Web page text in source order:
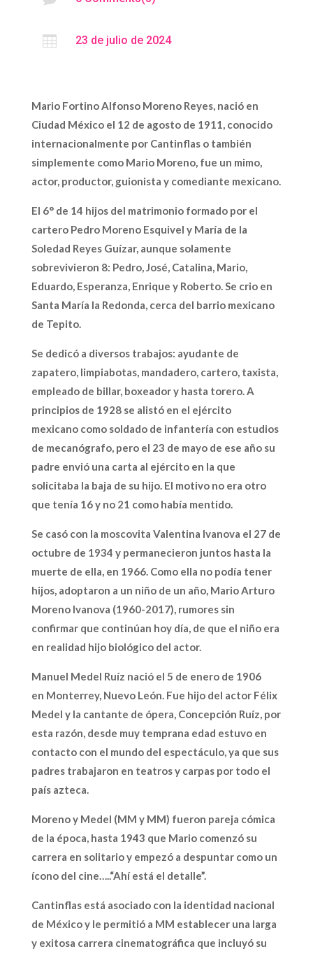
 23 de julio de 2024
Mario Fortino Alfonso Moreno Reyes, nació en
Ciudad México el 12 de agosto de 1911, conocido
internacionalmente por Cantinflas o también
simplemente como Mario Moreno, fue un mimo,
actor, productor, guionista y comediante mexicano.
El 6° de 14 hijos del matrimonio formado por el
cartero Pedro Moreno Esquivel y María de la
Soledad Reyes Guízar, aunque solamente
sobrevivieron 8: Pedro, José, Catalina, Mario,
Eduardo, Esperanza, Enrique y Roberto. Se crio en
Santa María la Redonda, cerca del barrio mexicano
de Tepito.
Se dedicó a diversos trabajos: ayudante de
zapatero, limpiabotas, mandadero, cartero, taxista,
empleado de billar, boxeador y hasta torero. A
principios de 1928 se alistó en el ejército
mexicano como soldado de infantería con estudios
de mecanógrafo, pero el 23 de mayo de ese año su
padre envió una carta al ejército en la que
solicitaba la baja de su hijo. El motivo no era otro
que tenía 16 y no 21 como había mentido.
Se casó con la moscovita Valentina Ivanova el 27 de
octubre de 1934 y permanecieron juntos hasta la
muerte de ella, en 1966. Como ella no podía tener
hijos, adoptaron a un niño de un año, Mario Arturo
Moreno Ivanova (1960-2017), rumores sin
confirmar que continúan hoy día, de que el niño era
en realidad hijo biológico del actor.
Manuel Medel Ruíz nació el 5 de enero de 1906
en Monterrey, Nuevo León. Fue hijo del actor Félix
Medel y la cantante de ópera, Concepción Ruíz, por
esta razón, desde muy temprana edad estuvo en
contacto con el mundo del espectáculo, ya que sus
padres trabajaron en teatros y carpas por todo el
país azteca.
Moreno y Medel (MM y MM) fueron pareja cómica
de la época, hasta 1943 que Mario comenzó su
carrera en solitario y empezó a despuntar como un
ícono del cine…..“Ahí está el detalle”.
Cantinflas está asociado con la identidad nacional
de México y le permitió a MM establecer una larga
y exitosa carrera cinematográfica que incluyó su